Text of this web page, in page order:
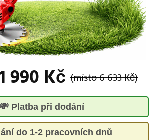
990 Kč (místo 6 633 Kč)
💸 Platba při dodání
do 1-2 pracovních dnů